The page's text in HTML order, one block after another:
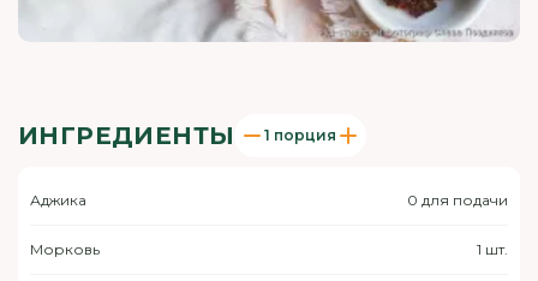
ИНГРЕДИЕНТЫ 1 порция
Аджика 0 для подачи
Морковь 1 шт.